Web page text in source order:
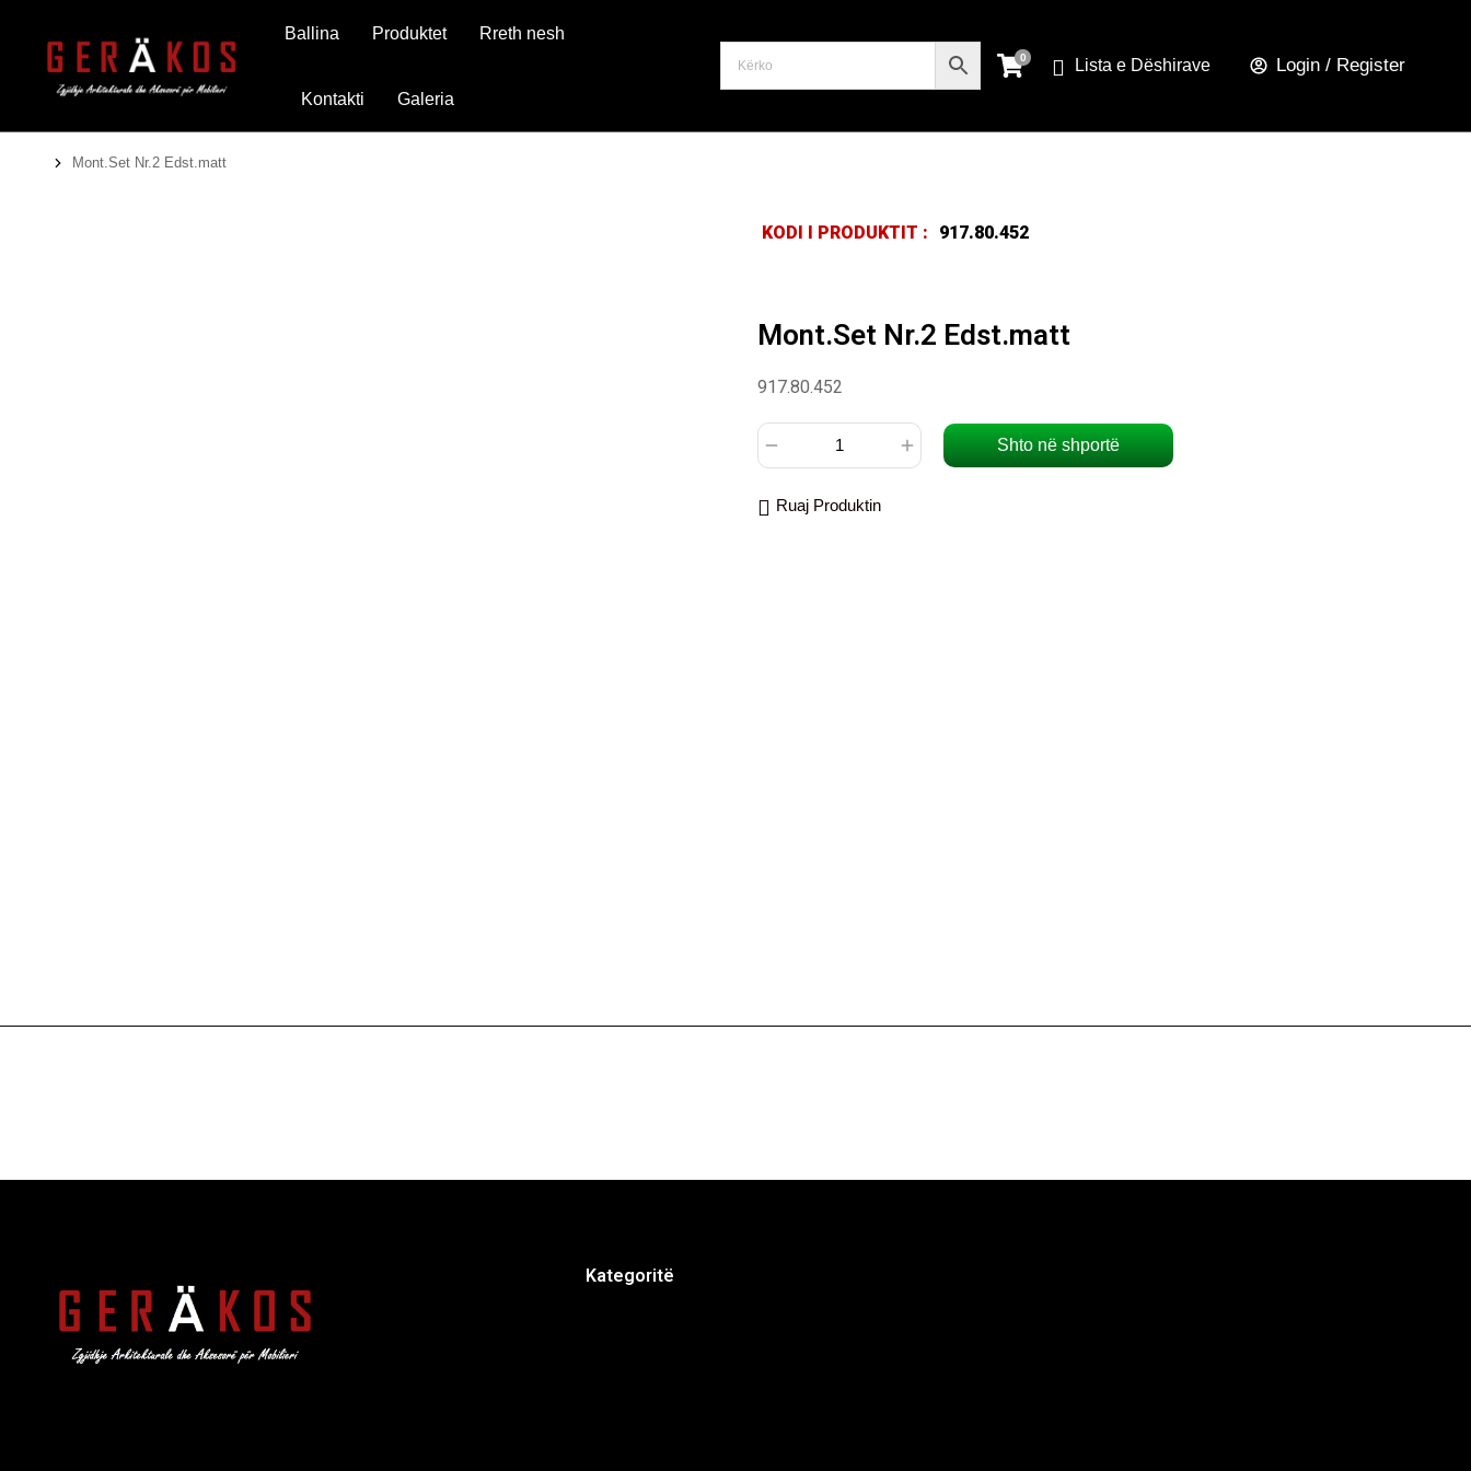
Ballina Produktet Rreth nesh
Kontakti Galeria
Lista e Dëshirave Login / Register
You are here:
Mont.Set Nr.2 Edst.matt
KODI I PRODUKTIT : 917.80.452
Mont.Set Nr.2 Edst.matt
917.80.452
Shto në shportë
Ruaj Produktin
Kategoritë